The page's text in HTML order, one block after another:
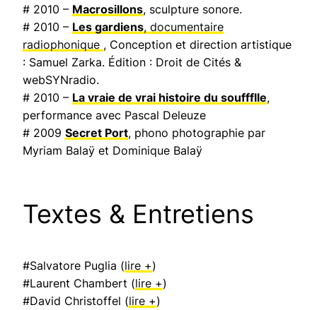
# 2010 – Macrosillons, sculpture sonore.
# 2010 – Les gardiens, documentaire
radiophonique , Conception et direction artistique
: Samuel Zarka. Édition : Droit de Cités &
webSYNradio.
# 2010 – La vraie de vrai histoire du souffflle,
performance avec Pascal Deleuze
# 2009 Secret Port, phono photographie par
Myriam Balaÿ et Dominique Balaÿ
Textes & Entretiens
#Salvatore Puglia (lire +)
#Laurent Chambert (lire +)
#David Christoffel (lire +)